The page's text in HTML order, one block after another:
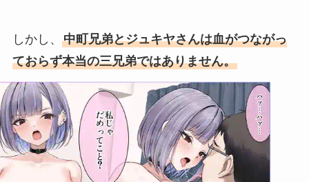
しかし、 中町兄弟とジュキヤさんは血がつながっ
ておらず本当の三兄弟ではありません。